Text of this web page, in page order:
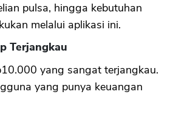
pulsa, hingga kebutuhan
melalui aplikasi ini.
Terjangkau
yang sangat terjangkau.
yang punya keuangan